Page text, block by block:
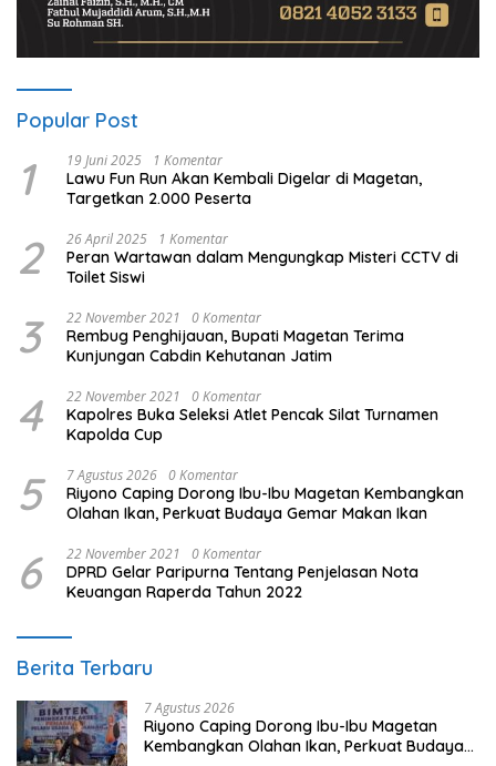
Popular Post
1 19 Juni 2025 1 Komentar
Lawu Fun Run Akan Kembali Digelar di Magetan,
Targetkan 2.000 Peserta
2 26 April 2025 1 Komentar
Peran Wartawan dalam Mengungkap Misteri CCTV di
Toilet Siswi
3 22 November 2021 0 Komentar
Rembug Penghijauan, Bupati Magetan Terima
Kunjungan Cabdin Kehutanan Jatim
4 22 November 2021 0 Komentar
Kapolres Buka Seleksi Atlet Pencak Silat Turnamen
Kapolda Cup
5 7 Agustus 2026 0 Komentar
Riyono Caping Dorong Ibu-Ibu Magetan Kembangkan
Olahan Ikan, Perkuat Budaya Gemar Makan Ikan
6 22 November 2021 0 Komentar
DPRD Gelar Paripurna Tentang Penjelasan Nota
Keuangan Raperda Tahun 2022
Berita Terbaru
7 Agustus 2026
Riyono Caping Dorong Ibu-Ibu Magetan
Kembangkan Olahan Ikan, Perkuat Budaya